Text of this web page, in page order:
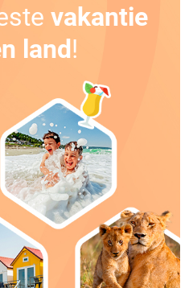
vakantie
land!